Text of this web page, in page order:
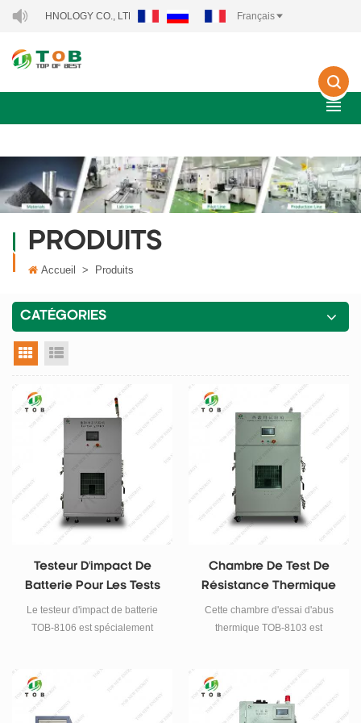
CO., LTD.. Français
PRODUITS
Accueil > Produits
CATÉGORIES
vue grille
Testeur D'impact De
Batterie Pour Les Tests
De Sécurité Des
Batteries
Le testeur d'impact de batterie
TOB-8106 est spécialement
sous différents coups de
marteau et sur différentes zones
de contrainte. La batterie est
Chambre De Test De
Résistance Thermique
Pour Testeur De
Sécurité De Batterie
Cette chambre d'essai d'abus
thermique TOB-8103 est
séchage des produits industriels,
le traitement thermique, etc.